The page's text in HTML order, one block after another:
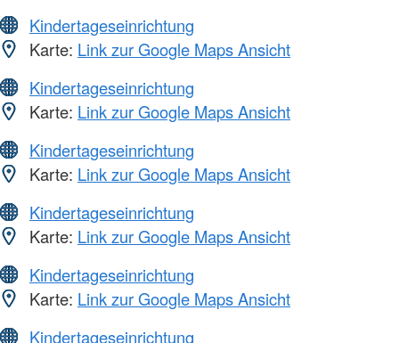
Kindertageseinrichtung
Karte: Link zur Google Maps Ansicht
Kindertageseinrichtung
Karte: Link zur Google Maps Ansicht
Kindertageseinrichtung
Karte: Link zur Google Maps Ansicht
Kindertageseinrichtung
Karte: Link zur Google Maps Ansicht
Kindertageseinrichtung
Karte: Link zur Google Maps Ansicht
Kindertageseinrichtung